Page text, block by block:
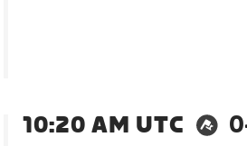
10:20 AM UTC